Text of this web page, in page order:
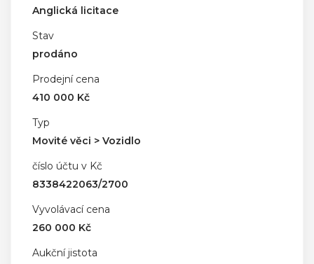
Anglická licitace
Stav
prodáno
Prodejní cena
410 000 Kč
Typ
Movité věci > Vozidlo
číslo účtu v Kč
8338422063/2700
Vyvolávací cena
260 000 Kč
Aukční jistota